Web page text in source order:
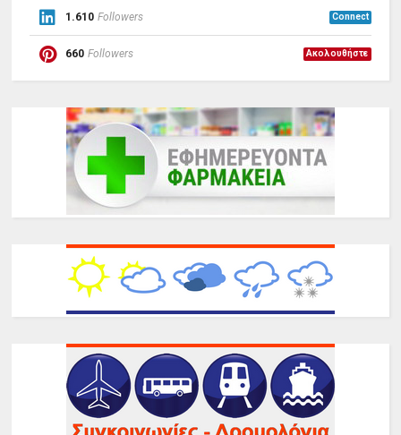
1.610 Followers Connect
660 Followers Ακολουθήστε